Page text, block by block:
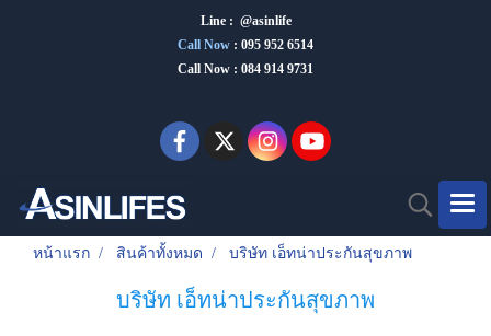
Line : @asinlife
Call Now : 095 952 6514
Call Now : 084 914 9731
หน้าแรก สินค้าทั้งหมด บริษัท เอ็ทน่าประกันสุขภาพ
บริษัท เอ็ทน่าประกันสุขภาพ